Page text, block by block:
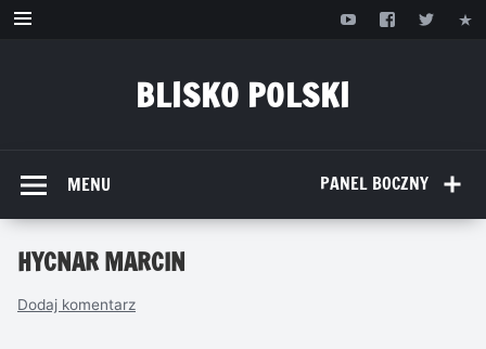
Przejdź
BLISKO POLSKI
PANEL BOCZNY
MENU
HYCNAR MARCIN
Dodaj komentarz